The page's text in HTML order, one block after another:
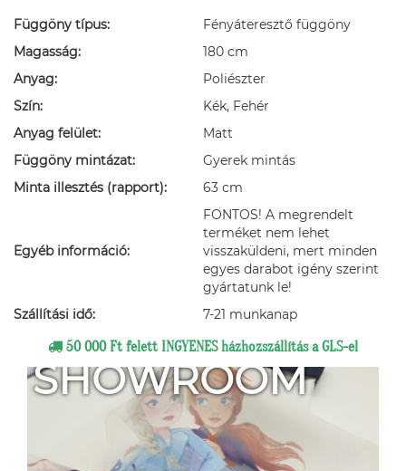
Függöny típus:
Fényáteresztő függöny
Magasság:
180 cm
Anyag:
Poliészter
Szín:
Kék, Fehér
Anyag felület:
Matt
Függöny mintázat:
Gyerek mintás
Minta illesztés (rapport):
63 cm
Egyéb információ:
FONTOS! A megrendelt
terméket nem lehet
visszaküldeni, mert minden
egyes darabot igény szerint
gyártatunk le!
Szállítási idő:
7-21 munkanap
50 000 Ft felett INGYENES házhozszállítás a GLS-el
SHOWROOM